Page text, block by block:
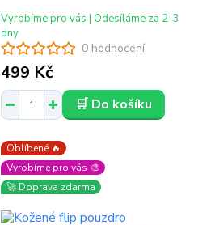
0 hodnocení
499 Kč
Vyrobíme pro vás | Odesíláme za 2-3
dny
🛒 Do košíku
Oblíbené 🔥
Vyrobíme pro vás 🎨
🚀 Doprava zdarma